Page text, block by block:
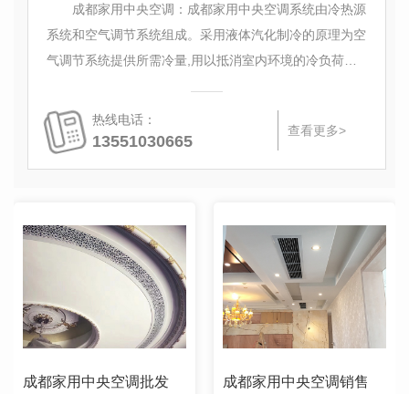
成都家用中央空调：成都家用中央空调系统由冷热源
系统和空气调节系统组成。采用液体汽化制冷的原理为空
气调节系统提供所需冷量,用以抵消室内环境的冷负荷。
热量
热线电话：
13551030665
查看更多>
成都家用中央空调批发 成都家用中央空调销售